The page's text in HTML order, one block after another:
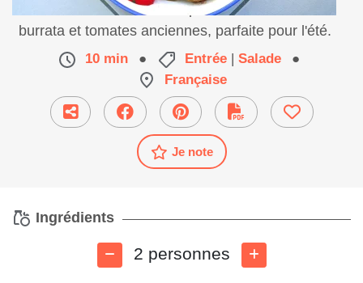
Découvrez cette entrée express et fraîche avec
burrata et tomates anciennes, parfaite pour l'été.
10 min ● Entrée | Salade
●
Française
Je note
Ingrédients
2 personnes